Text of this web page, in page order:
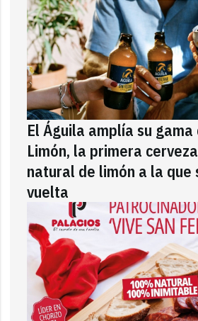
El Águila amplía su
Limón, la primera
natural de limón a la que
vuelta